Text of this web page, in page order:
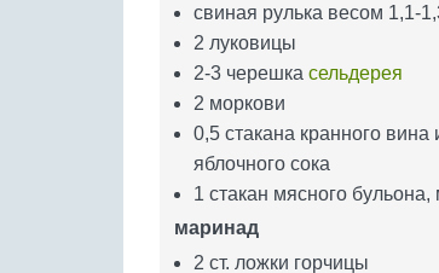
свиная рулька весом 1,1-
2 луковицы
2-3 черешка сельдерея
2 моркови
0,5 стакана кранного вина
яблочного сока
1 стакан мясного бульона,
маринад
2 ст. ложки горчицы